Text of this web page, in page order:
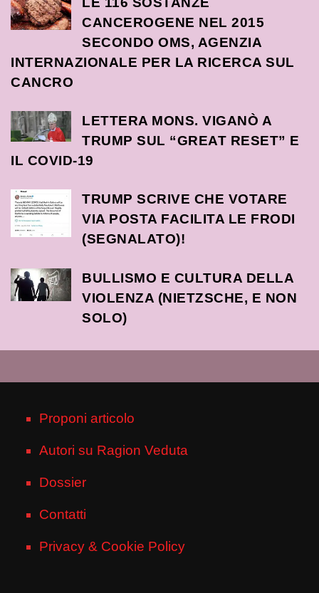
CANCEROGENE NEL 2015
SECONDO OMS, AGENZIA
INTERNAZIONALE PER LA RICERCA SUL
CANCRO
LETTERA MONS. VIGANÒ A
TRUMP SUL “GREAT RESET” E
IL COVID-19
TRUMP SCRIVE CHE VOTARE
VIA POSTA FACILITA LE FRODI
(SEGNALATO)!
BULLISMO E CULTURA DELLA
VIOLENZA (NIETZSCHE, E NON
SOLO)
Proponi articolo
Autori su Ragion Veduta
Dossier
Contatti
Privacy & Cookie Policy